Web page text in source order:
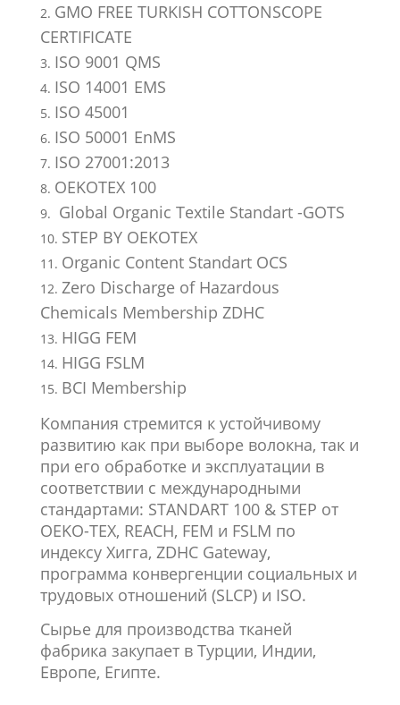
GMO FREE TURKISH COTTONSCOPE
CERTIFICATE
ISO 9001 QMS
ISO 14001 EMS
ISO 45001
ISO 50001 EnMS
ISO 27001:2013
OEKOTEX 100
Global Organic Textile Standart -GOTS
STEP BY OEKOTEX
Organic Content Standart OCS
Zero Discharge of Hazardous
Chemicals Membership ZDHC
HIGG FEM
HIGG FSLM
BCI Membership
Компания стремится к устойчивому
развитию как при выборе волокна, так и
при его обработке и эксплуатации в
соответствии с международными
стандартами: STANDART 100 & STEP от
OEKO-TEX, REACH, FEM и FSLM по
индексу Хигга, ZDHC Gateway,
программа конвергенции социальных и
трудовых отношений (SLCP) и ISO.
Сырье для производства тканей
фабрика закупает в Турции, Индии,
Европе, Египте.